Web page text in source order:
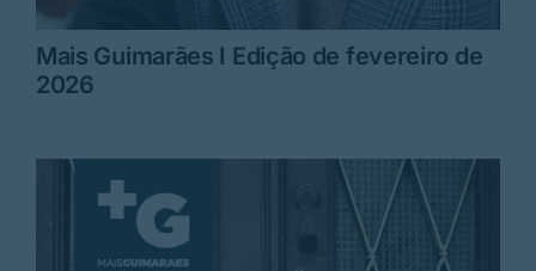
Mais Guimarães I Edição de fevereiro de
2026